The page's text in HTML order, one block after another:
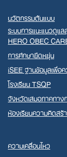
นวัตกรรมต้นแบบ
ระบบการแนะแนวดูแ
HERO OBEC
การศึกษายืดหยุ่น
iSEE ฐานข้อมูลเพื่อ
โรงเรียน TSQP
จังหวัดเสมอภาคทาง
ห้องเรียนความคิดสร้
ความเคลื่อนไหว